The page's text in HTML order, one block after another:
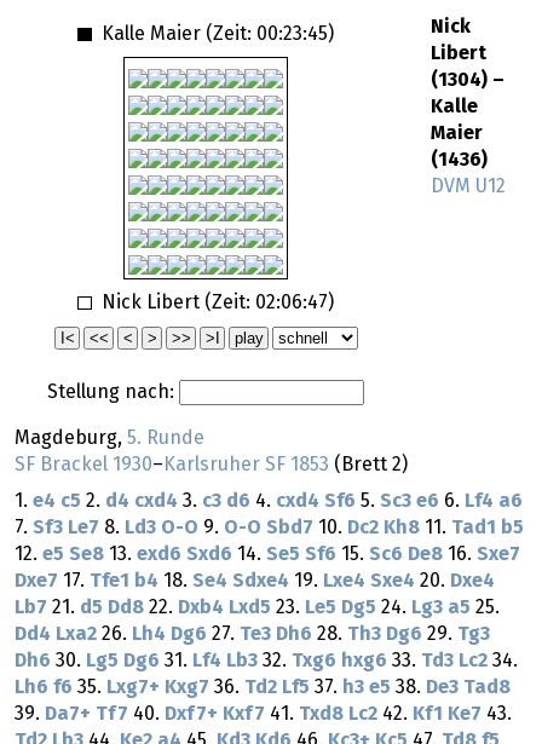
Kalle Maier (Zeit: 00:23:45)
Nick Libert (Zeit: 02:06:47)
Stellung nach:
Nick
Libert
(1304) –
Kalle
Maier
(1436)
DVM U12
Magdeburg, 5. Runde
SF Brackel 1930– Karlsruher SF 1853 (Brett 2)
1. e4 c5 2. d4 cxd4 3. c3 d6 4. cxd4 Sf6 5. Sc3 e6 6. Lf4 a6
7. Sf3 Le7 8. Ld3 O-O 9. O-O Sbd7 10. Dc2 Kh8 11. Tad1 b5
12. e5 Se8 13. exd6 Sxd6 14. Se5 Sf6 15. Sc6 De8 16. Sxe7
Dxe7 17. Tfe1 b4 18. Se4 Sdxe4 19. Lxe4 Sxe4 20. Dxe4
Lb7 21. d5 Dd8 22. Dxb4 Lxd5 23. Le5 Dg5 24. Lg3 a5 25.
Dd4 Lxa2 26. Lh4 Dg6 27. Te3 Dh6 28. Th3 Dg6 29. Tg3
Dh6 30. Lg5 Dg6 31. Lf4 Lb3 32. Txg6 hxg6 33. Td3 Lc2 34.
Lh6 f6 35. Lxg7+ Kxg7 36. Td2 Lf5 37. h3 e5 38. De3 Tad8
39. Da7+ Tf7 40. Dxf7+ Kxf7 41. Txd8 Lc2 42. Kf1 Ke7 43.
Td2 Lb3 44. Ke2 a4 45. Kd3 Kd6 46. Kc3+ Kc5 47. Td8 f5